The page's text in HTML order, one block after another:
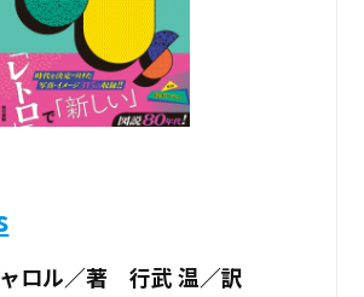
ロル／著 行武 温／訳